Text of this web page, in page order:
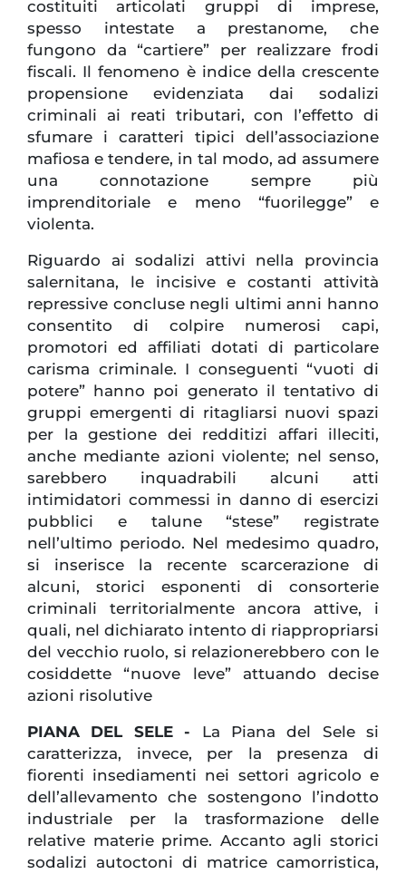
costituiti articolati gruppi di imprese,
spesso intestate a prestanome, che
fungono da “cartiere” per realizzare frodi
fiscali. Il fenomeno è indice della crescente
propensione evidenziata dai sodalizi
criminali ai reati tributari, con l’effetto di
sfumare i caratteri tipici dell’associazione
mafiosa e tendere, in tal modo, ad assumere
una connotazione sempre più
imprenditoriale e meno “fuorilegge” e
violenta.
Riguardo ai sodalizi attivi nella provincia
salernitana, le incisive e costanti attività
repressive concluse negli ultimi anni hanno
consentito di colpire numerosi capi,
promotori ed affiliati dotati di particolare
carisma criminale. I conseguenti “vuoti di
potere” hanno poi generato il tentativo di
gruppi emergenti di ritagliarsi nuovi spazi
per la gestione dei redditizi affari illeciti,
anche mediante azioni violente; nel senso,
sarebbero inquadrabili alcuni atti
intimidatori commessi in danno di esercizi
pubblici e talune “stese” registrate
nell’ultimo periodo. Nel medesimo quadro,
si inserisce la recente scarcerazione di
alcuni, storici esponenti di consorterie
criminali territorialmente ancora attive, i
quali, nel dichiarato intento di riappropriarsi
del vecchio ruolo, si relazionerebbero con le
cosiddette “nuove leve” attuando decise
azioni risolutive
PIANA DEL SELE - La Piana del Sele si
caratterizza, invece, per la presenza di
fiorenti insediamenti nei settori agricolo e
dell’allevamento che sostengono l’indotto
industriale per la trasformazione delle
relative materie prime. Accanto agli storici
sodalizi autoctoni di matrice camorristica,